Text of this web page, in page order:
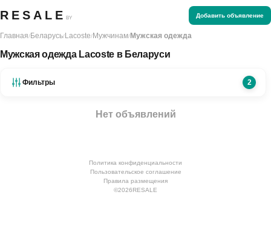
RESALE BY Добавить объявление
Главная/Беларусь/Lacoste/Мужчинам/Мужская одежда
Мужская одежда Lacoste в Беларуси
Фильтры 2
Нет объявлений
Политика конфиденциальности
Пользовательское соглашение
Правила размещения
©2026RESALE